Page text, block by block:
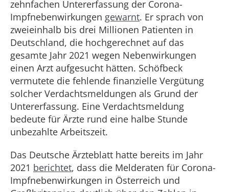
zehnfachen Untererfassung der Corona-
Impfnebenwirkungen gewarnt. Er sprach von
zweieinhalb bis drei Millionen Patienten in
Deutschland, die hochgerechnet auf das
gesamte Jahr 2021 wegen Nebenwirkungen
einen Arzt aufgesucht hätten. Schöfbeck
vermutete die fehlende finanzielle Vergütung
solcher Verdachtsmeldungen als Grund der
Untererfassung. Eine Verdachtsmeldung
bedeute für Ärzte rund eine halbe Stunde
unbezahlte Arbeitszeit.
Das Deutsche Ärzteblatt hatte bereits im Jahr
2021 berichtet, dass die Melderaten für Corona-
Impfnebenwirkungen in Österreich und